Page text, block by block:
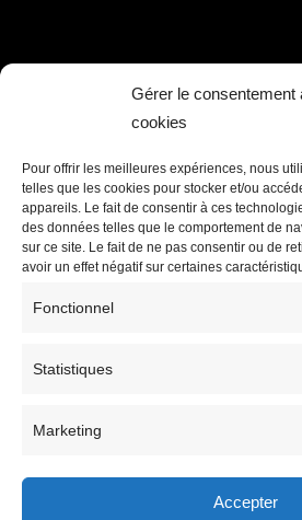
Gérer le consentement
cookies
Pour offrir les meilleures expériences, nous
telles que les cookies pour stocker et/ou
appareils. Le fait de consentir à ces
des données telles que le comportement de
sur ce site. Le fait de ne pas consentir ou de
avoir un effet négatif sur certaines
Fonctionnel
Statistiques
Marketing
Accepter
LIENS UTILES
Valeurs
Garanties
Nos maisons
Agences
Actualités